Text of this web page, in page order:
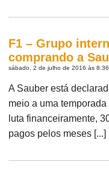
F1 – Grupo
comprando a
sábado, 2 de julho de 2016 às 8:36
A Sauber está
meio a uma
luta financeiramente,
pagos pelos meses [...]